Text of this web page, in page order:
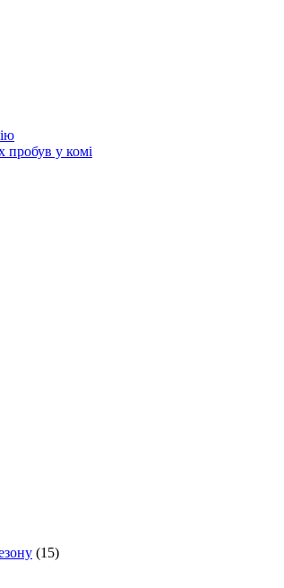
пробув у комі
(15)